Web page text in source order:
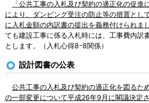
「公共工事の入札及び契約の適正化の促進
により、ダンピング受注の防止等の措置とし
に入札金額の内訳書の提出を義務付けられま
ても建設工事に係る入札時には、工事費内訳
とします。（入札心得8ｰ8関係）
設計図書の公表
公共工事の入札及び契約の適正化を図るた
の一部変更について平成26年9月に閣議決定